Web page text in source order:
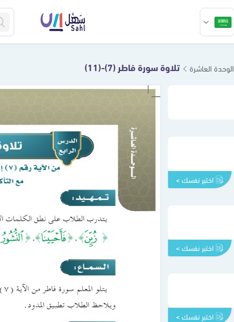
الوحدة العاشرة تلاوة سورة فاطر (7)-(11)
اختبر نفسك >
اختبر نفسك >
اختبر نفسك >